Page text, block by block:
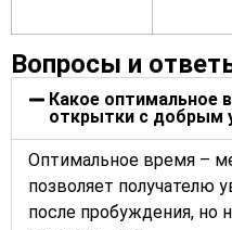
Вопросы и
Какое оптимальное
открытки с добрым
Оптимальное время –
позволяет получателю
после пробуждения, но